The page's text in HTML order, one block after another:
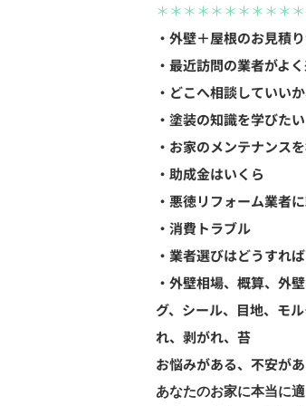
＊＊＊＊＊＊＊＊＊＊
・外壁＋屋根のお見積
・最近訪問の業者がよ
・どこへ相談していい
・塗装の知識を学びたい
・お家のメンテナンス
・助成金はいくら
・悪徳リフォーム業者
・消費トラブル
・業者選びはどうすれ
・外壁相場、概算、外
グ、シール、目地、モ
れ、剥がれ、苔
お悩みがある、不安があ
あなたのお家に本当に